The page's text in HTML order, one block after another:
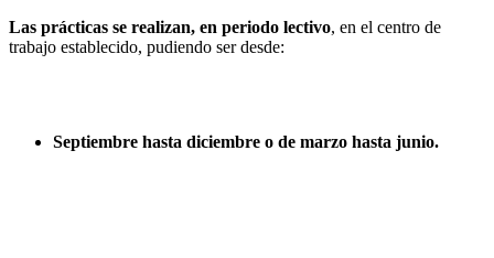
Las prácticas se realizan, en periodo lectivo, en el centro de
trabajo establecido, pudiendo ser desde:
Septiembre hasta diciembre o de marzo hasta junio.